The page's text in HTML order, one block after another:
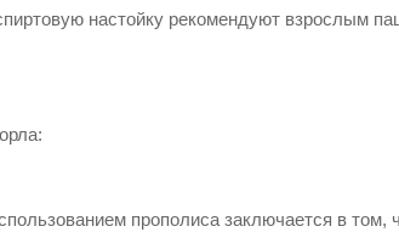
настойку рекомендуют взрослым
прополиса заключается в том,